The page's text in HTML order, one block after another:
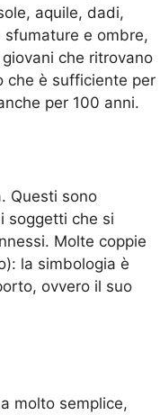
aquile, dadi,
e ombre,
che ritrovano
che è sufficiente per
per 100 anni.
Questi sono
soggetti che si
Molte coppie
la simbologia è
ovvero il suo
molto semplice,